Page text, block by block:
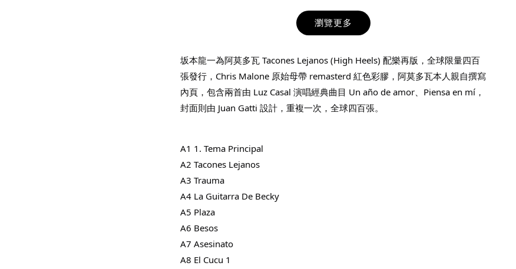
THT 九週年紀念 T-
NT$ 780
NT$ 880
- +
瀏覽更多
坂本龍一為阿莫多瓦 Tacones Lejanos (High Heels) 配樂再版，全球限量四百
張發行，Chris Malone 原始母帶 remasterd 紅色彩膠，阿莫多瓦本人親自撰寫
內頁，包含兩首由 Luz Casal 演唱經典曲目 Un año de amor、Piensa en mí，
封面則由 Juan Gatti 設計，重複一次，全球四百張。
A1 1. Tema Principal
A2 Tacones Lejanos
A3 Trauma
A4 La Guitarra De Becky
A5 Plaza
A6 Besos
A7 Asesinato
A8 El Cucu 1